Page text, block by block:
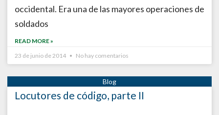
occidental. Era una de las mayores operaciones de
soldados
READ MORE »
23 de junio de 2014
No hay comentarios
Locutores de código, parte II